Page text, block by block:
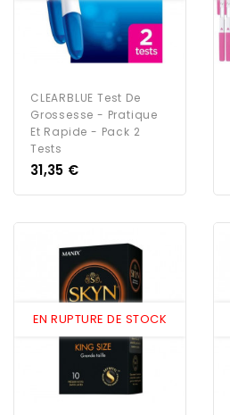
CLEARBLUE Test De
Grossesse - Pratique
Et Rapide - Pack 2
Tests
Prix
31,35 €
EN RUPTURE DE STOCK